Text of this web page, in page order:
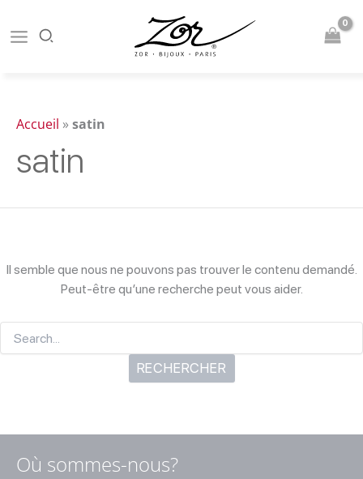
au
contenu
Accueil »satin
satin
Il semble que nous ne pouvons pas trouver le contenu demandé.
Peut-être qu’une recherche peut vous aider.
Où sommes-nous?